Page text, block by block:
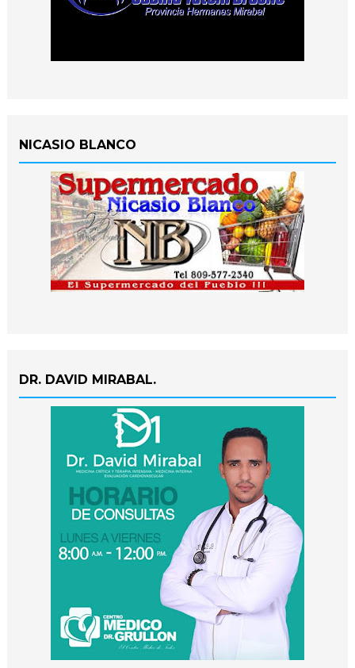
NICASIO BLANCO
DR. DAVID MIRABAL.